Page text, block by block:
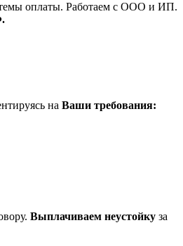
оплаты. Работаем с ООО и ИП.
на Ваши требования:
Выплачиваем неустойку за